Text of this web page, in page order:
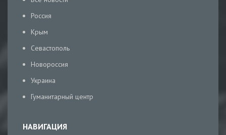
Россия
Крым
Севастополь
Новороссия
Украина
Гуманитарный центр
НАВИГАЦИЯ